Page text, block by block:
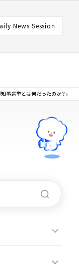
News Session
事選挙とは何だったのか？」